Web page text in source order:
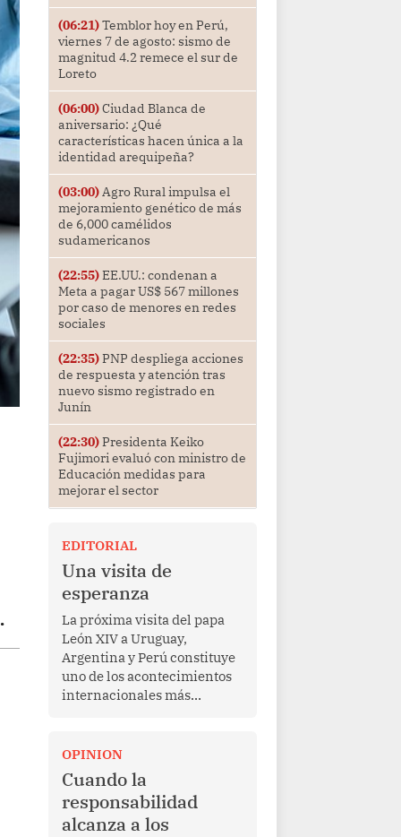
(06:21)Temblor hoy en Perú,
viernes 7 de agosto: sismo de
magnitud 4.2 remece el sur de
Loreto
(06:00)Ciudad Blanca de
aniversario: ¿Qué
características hacen única a la
identidad arequipeña?
(03:00)Agro Rural impulsa el
mejoramiento genético de más
de 6,000 camélidos
sudamericanos
(22:55)EE.UU.: condenan a
Meta a pagar US$ 567 millones
por caso de menores en redes
sociales
(22:35)PNP despliega acciones
de respuesta y atención tras
nuevo sismo registrado en
Junín
(22:30)Presidenta Keiko
Fujimori evaluó con ministro de
Educación medidas para
mejorar el sector
EDITORIAL
Una visita de
esperanza
La próxima visita del papa
León XIV a Uruguay,
Argentina y Perú constituye
uno de los acontecimientos
internacionales más
Más allá de su dimensión
religiosa, esta gira
representa una oportunidad
para reafirmar el valor del
diálogo, fortalecer los
OPINION
Cuando la
responsabilidad
alcanza a los